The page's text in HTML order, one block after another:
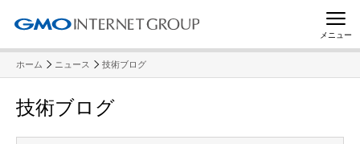
メニュー
ホーム ニュース 技術ブログ
技術ブログ